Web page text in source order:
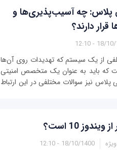
پلاس: چه آسیب‌پذیری‌ها و
دارند؟
18/10/
از یک سیستم که تهدیدات روی آن‌ها
که باید به عنوان یک متخصص امنیتی
پلاس نیز سوالات مختلفی در این ارتباط
18/10/1400 - 12:10